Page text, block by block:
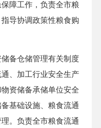
障工作，负责全市粮
导协调政策性粮食购
备仓储管理有关制度
、加工行业安全生产
资储备承储单位安全
基础设施、粮食流通
。负责全市粮食流通